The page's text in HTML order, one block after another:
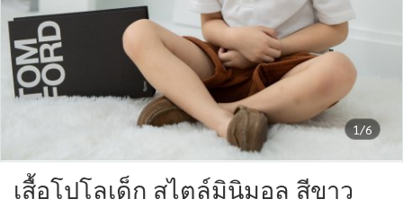
1/6
เสื้อโปโลเด็ก สไตล์มินิมอล สีขาว